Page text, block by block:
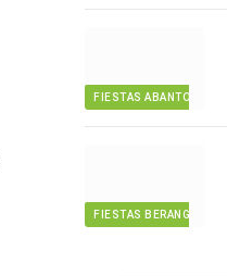
FIESTAS ABANTO
FIESTAS BERANGO